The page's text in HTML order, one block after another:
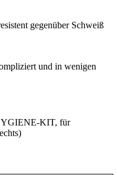
gegenüber Schweiß
und in wenigen
KIT, für